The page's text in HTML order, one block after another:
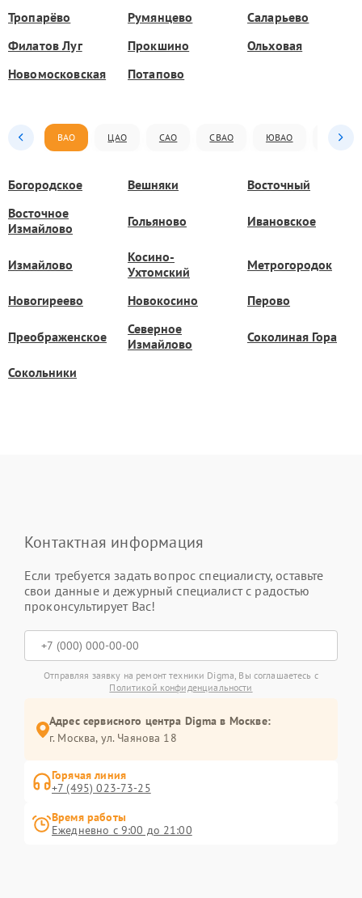
Тропарёво Румянцево
Саларьево
Филатов Луг
Прокшино
Ольховая
Новомосковская
Потапово
ВАО ЦАО САО СВАО ЮВАО ЮАО
Богородское Вешняки
Восточный
Восточное
Измайлово
Гольяново Ивановское
Измайлово
Косино-
Ухтомский
Метрогородок
Новогиреево Новокосино Перово
Преображенское
Северное
Измайлово
Соколиная Гора
Сокольники
Контактная информация
Если требуется задать вопрос специалисту, оставьте
свои данные и дежурный специалист с радостью
проконсультирует Вас!
Отправляя заявку на ремонт техники Digma, Вы соглашаетесь с
Политикой конфиденциальности
Адрес сервисного центра Digma в Москве:
г. Москва, ул. Чаянова 18
Горячая линия
+7 (495) 023-73-25
Время работы
Ежедневно с 9:00 до 21:00